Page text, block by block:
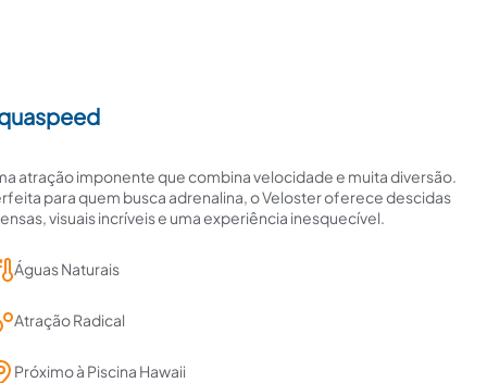
atração imponente que combina velocidade e muita diversão.
para quem busca adrenalina, o Veloster oferece descidas
visuais incríveis e uma experiência inesquecível.
Águas Naturais
Atração Radical
Próximo à Piscina Hawaii